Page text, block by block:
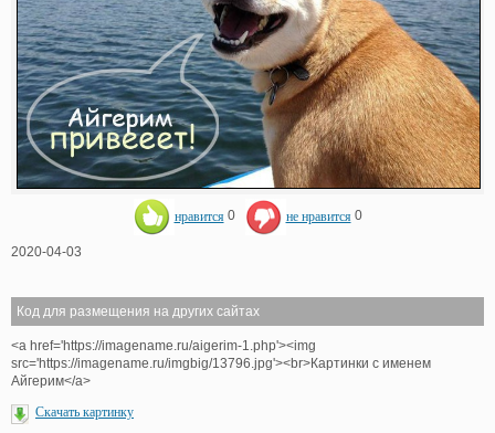
нравится 0 не нравится 0
2020-04-03
Код для размещения на других сайтах
<a href='https://imagename.ru/aigerim-1.php'><img
src='https://imagename.ru/imgbig/13796.jpg'><br>Картинки с именем
Айгерим</a>
Скачать картинку